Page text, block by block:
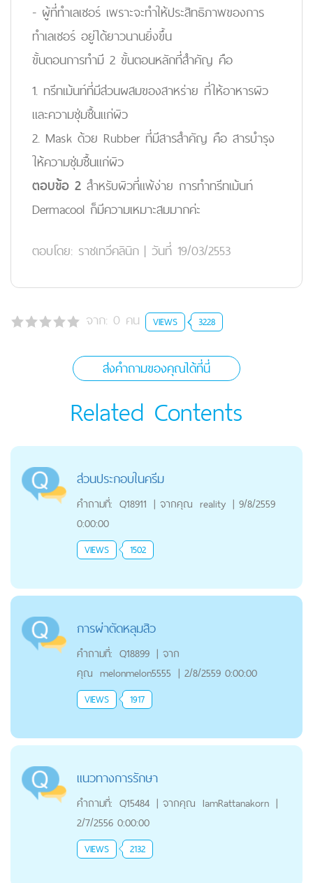
- ผู้ที่ทำเลเซอร์ เพราะจะทำให้ประสิทธิภาพของการ
ทำเลเซอร์ อยู่ได้ยาวนานยิ่งขึ้น
ขั้นตอนการทำมี 2 ขั้นตอนหลักที่สำคัญ คือ
1. ทรีทเม้นท์ที่มีส่วนผสมของสาหร่าย ที่ให้อาหารผิว
และความชุ่มชื้นแก่ผิว
2. Mask ด้วย Rubber ที่มีสารสำคัญ คือ สารบำรุง
ให้ความชุ่มชื้นแก่ผิว
ตอบข้อ 2 สำหรับผิวที่แพ้ง่าย การทำทรีทเม้นท์
Dermacool ก็มีความเหมาะสมมากค่ะ
ตอบโดย: ราชเทวีคลินิก | วันที่ 19/03/2553
จาก: 0 คน VIEWS 3228
ส่งคำถามของคุณได้ที่นี่
Related Contents
ส่วนประกอบในครีม
คำถามที่: Q18911 | จากคุณ reality | 9/8/2559
0:00:00
VIEWS 1502
การผ่าตัดหลุมสิว
คำถามที่: Q18899 | จาก
คุณ melonmelon5555 | 2/8/2559 0:00:00
VIEWS 1917
แนวทางการรักษา
คำถามที่: Q15484 | จากคุณ IamRattanakorn |
2/7/2556 0:00:00
VIEWS 2132